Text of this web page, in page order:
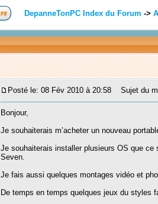
DepanneTonPC Index du Forum ->
Posté le: 08 Fév 2010 à 20:58 Sujet du
Bonjour,
Je souhaiterais m’acheter un nouveau
Je souhaiterais installer plusieurs OS que ce
Seven.
Je fais aussi quelques montages vidéo et
De temps en temps quelques jeux du styles